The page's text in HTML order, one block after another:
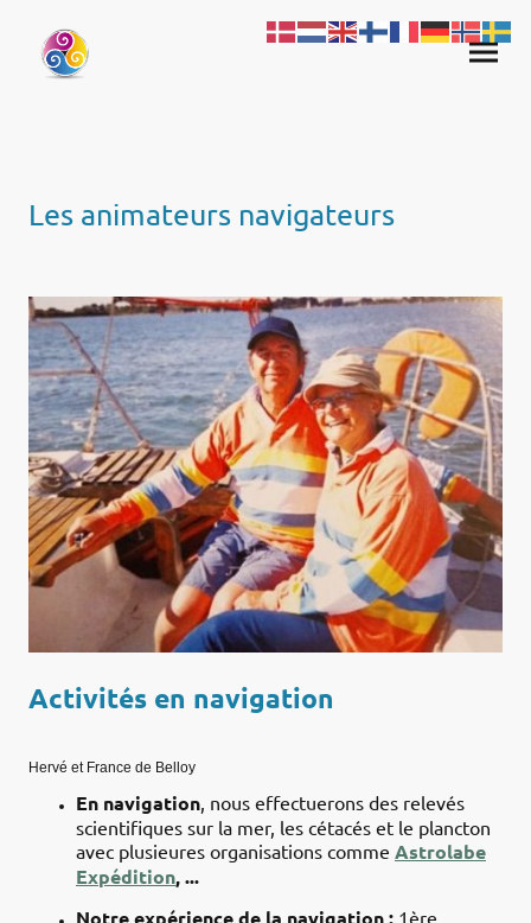
Les animateurs navigateurs
Activités en navigation
Hervé et France de Belloy
En navigation , nous effectuerons des relevés
scientifiques sur la mer, les cétacés et le plancton
avec plusieures organisations comme Astrolabe
Expédition, ...
Notre expérience de la navigation : 1ère